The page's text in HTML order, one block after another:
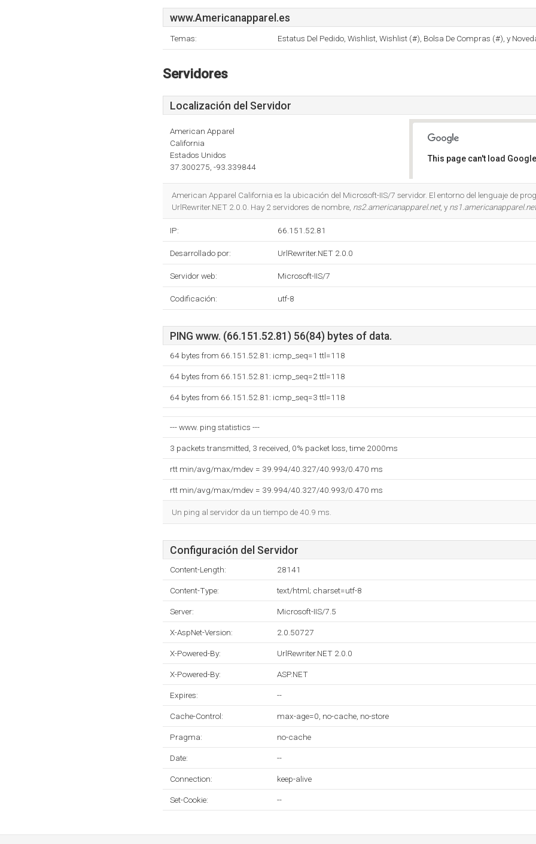
www.Americanapparel.es
Temas: Estatus Del Pedido, Wishlist, Wishlist (#), Bolsa De Compras (#), y
Servidores
Localización del Servidor
American Apparel
California
Estados Unidos
37.300275, -93.339844
This page can't load
American Apparel California es la ubicación del Microsoft-IIS/7 servidor. El entorno del lenguaje de
UrlRewriter.NET 2.0.0. Hay 2 servidores de nombre, ns2.americanapparel.net, y ns1.americanapparel.net
IP: 66.151.52.81
Desarrollado por: UrlRewriter.NET 2.0.0
Servidor web: Microsoft-IIS/7
Codificación: utf-8
PING www. (66.151.52.81) 56(84) bytes of data.
64 bytes from 66.151.52.81: icmp_seq=1 ttl=118
64 bytes from 66.151.52.81: icmp_seq=2 ttl=118
64 bytes from 66.151.52.81: icmp_seq=3 ttl=118
--- www. ping statistics ---
3 packets transmitted, 3 received, 0% packet loss, time 2000ms
rtt min/avg/max/mdev = 39.994/40.327/40.993/0.470 ms
rtt min/avg/max/mdev = 39.994/40.327/40.993/0.470 ms
Un ping al servidor da un tiempo de 40.9 ms.
Configuración del Servidor
Content-Length: 28141
Content-Type: text/html; charset=utf-8
Server: Microsoft-IIS/7.5
X-AspNet-Version: 2.0.50727
X-Powered-By: UrlRewriter.NET 2.0.0
X-Powered-By: ASP.NET
Expires: --
Cache-Control: max-age=0, no-cache, no-store
Pragma: no-cache
Date: --
Connection: keep-alive
Set-Cookie: --